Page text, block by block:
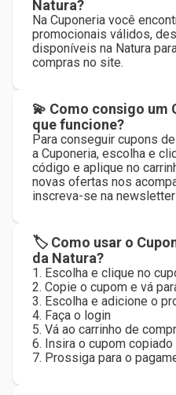
Natura?
Na Cuponeria você
promocionais válidos,
disponíveis na Natura
compras no site.
💫 Como consigo um
que funcione?
Para conseguir cupons
a Cuponeria, escolha e
código e aplique no
novas ofertas nos
inscreva-se na
🏷 Como usar o
da Natura?
1. Escolha e clique no
2. Copie o cupom e vá
3. Escolha e adicione o
4. Faça o login
5. Vá ao carrinho de
6. Insira o cupom copiado
7. Prossiga para o